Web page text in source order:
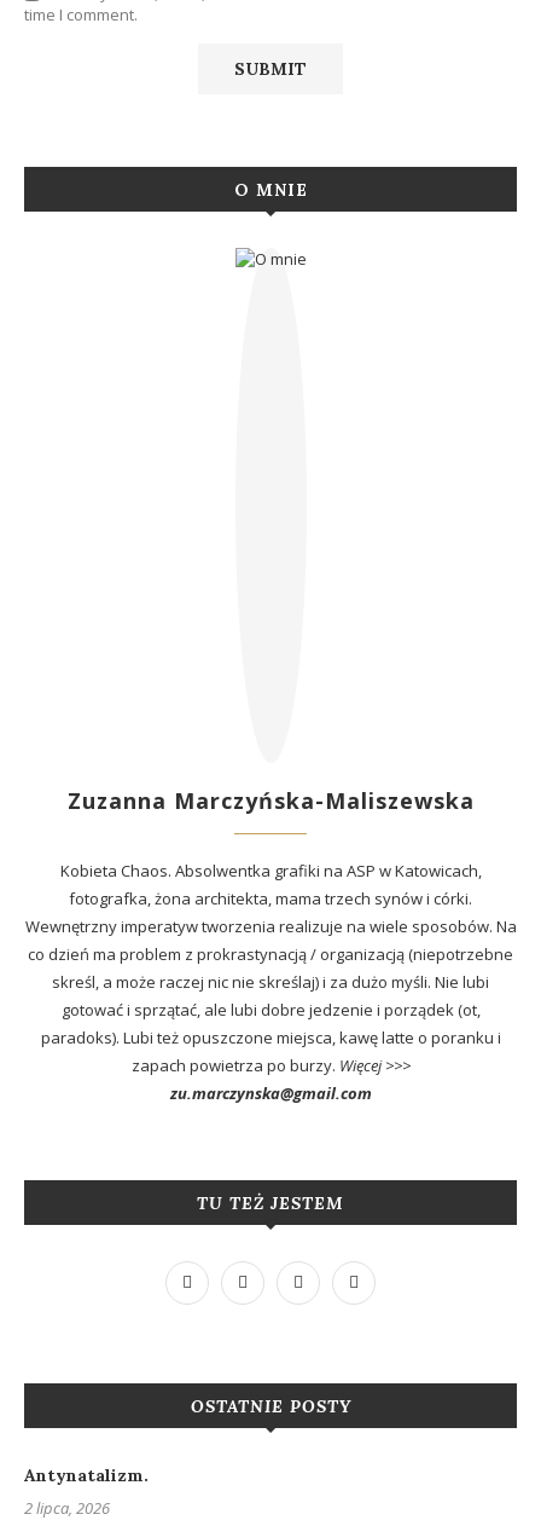
time I comment.
O MNIE
Zuzanna Marczyńska-Maliszewska
Kobieta Chaos. Absolwentka grafiki na ASP w Katowicach,
fotografka, żona architekta, mama trzech synów i córki.
Wewnętrzny imperatyw tworzenia realizuje na wiele sposobów. Na
co dzień ma problem z prokrastynacją / organizacją (niepotrzebne
skreśl, a może raczej nic nie skreślaj) i za dużo myśli. Nie lubi
gotować i sprzątać, ale lubi dobre jedzenie i porządek (ot,
paradoks). Lubi też opuszczone miejsca, kawę latte o poranku i
zapach powietrza po burzy. Więcej >>>
zu.marczynska@gmail.com
TU TEŻ JESTEM
OSTATNIE POSTY
Antynatalizm.
2 lipca, 2026